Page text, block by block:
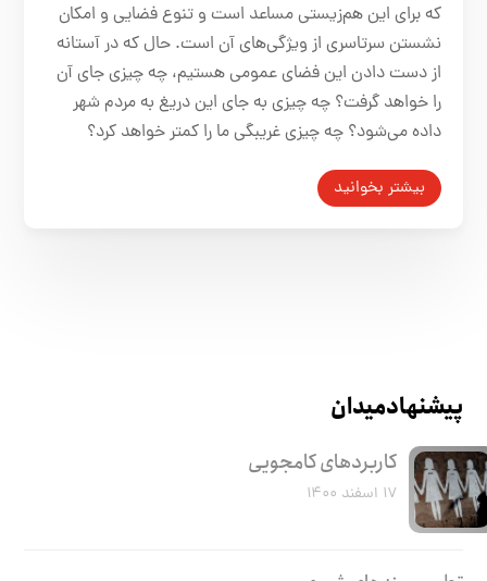
که برای این هم‌زیستی مساعد است و تنوع فضایی و امکان
نشستن سرتاسری از ویژگی‌های آن است. حال که در آستانه
از دست دادن این فضای عمومی هستیم، چه چیزی جای آن
را خواهد گرفت؟ چه چیزی به جای این دریغ به مردم شهر
داده می‌شود؟ چه چیزی غریبگی ما را کمتر خواهد کرد؟
بیشتر بخوانید
پیشنهاد میدان
کاربرد‌های کامجویی
۱۷ اسفند ۱۴۰۰